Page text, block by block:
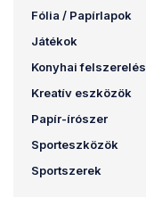
Fólia / Papírlapok
Játékok
Konyhai felszerelés
Kreatív eszközök
Papír-írószer
Sporteszközök
Sportszerek